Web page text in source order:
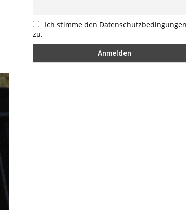
Ich stimme den Datenschutzbedingungen
zu.